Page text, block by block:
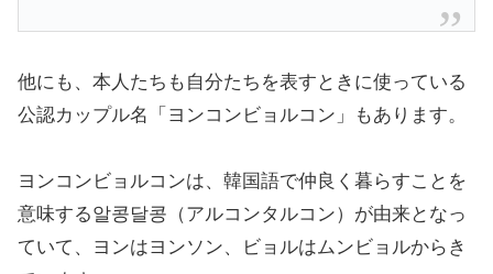
他にも、本人たちも自分たちを表すときに使っている
公認カップル名「ヨンコンビョルコン」もあります。
ヨンコンビョルコンは、韓国語で仲良く暮らすことを
意味する알콩달콩（アルコンタルコン）が由来となっ
ていて、ヨンはヨンソン、ビョルはムンビョルからき